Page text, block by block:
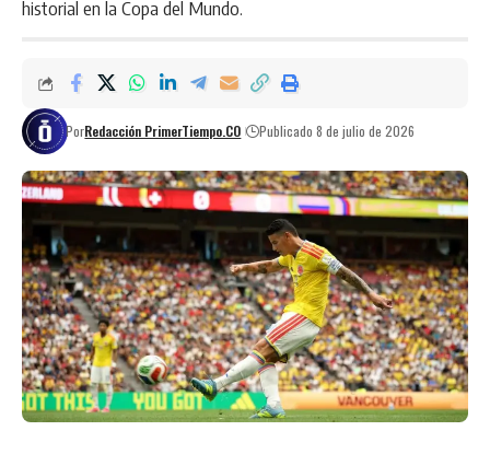
historial en la Copa del Mundo.
PorRedacción PrimerTiempo.CO Publicado 8 de julio de 2026